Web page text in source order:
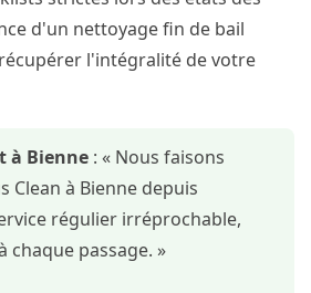
d'un nettoyage fin de bail
l'intégralité de votre
à Bienne : « Nous faisons
Clean à Bienne depuis
régulier irréprochable,
chaque passage. »